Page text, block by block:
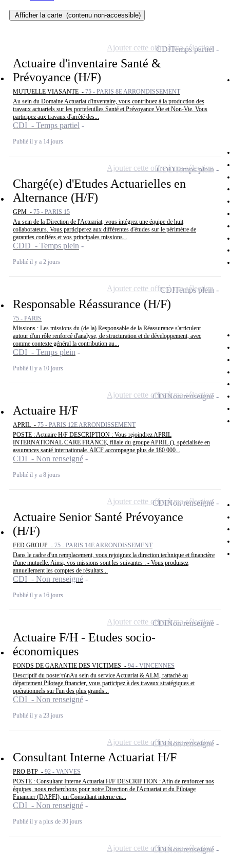
Afficher la carte (contenu non-accessible)
Actuaire d'inventaire Santé &
Prévoyance (H/F)
MUTUELLE VIASANTE - 75 - PARIS 8E ARRONDISSEMENT
Au sein du Domaine Actuariat d'inventaire, vous contribuez à la production des
travaux actuariels sur les portefeuilles Santé et Prévoyance Vie et Non-Vie. Vous
participez aux travaux d'arrêté des...
CDI - Temps partiel
Publié il y a 14 jours
CDITemps partiel
Ajouter cette offre à ma sélection
Chargé(e) d'Etudes Actuarielles en
Alternance (H/F)
GPM - 75 - PARIS 15
Au sein de la Direction de l'Actuariat, vous intégrez une équipe de huit
collaborateurs. Vous participerez aux différentes d'études sur le périmètre de
garanties confiées et vos principales missions...
CDD - Temps plein
Publié il y a 2 jours
CDDTemps plein
Ajouter cette offre à ma sélection
Responsable Réassurance (H/F)
75 - PARIS
Missions : Les missions du (de la) Responsable de la Réassurance s'articulent
autour d'un rôle renforcé d'analyse, de structuration et de développement, avec
comme contexte général la contribution au...
CDI - Temps plein
Publié il y a 10 jours
CDITemps plein
Ajouter cette offre à ma sélection
Actuaire H/F
APRIL - 75 - PARIS 12E ARRONDISSEMENT
POSTE : Actuaire H/F DESCRIPTION : Vous rejoindrez APRIL
INTERNATIONAL CARE FRANCE, filiale du groupe APRIL (), spécialisée en
assurances santé internationale. AICF accompagne plus de 180 000...
CDI - Non renseigné
Publié il y a 8 jours
CDINon renseigné
Ajouter cette offre à ma sélection
Actuaire Senior Santé Prévoyance
(H/F)
FED GROUP - 75 - PARIS 14E ARRONDISSEMENT
Dans le cadre d'un remplacement, vous rejoignez la direction technique et financière
d'une mutuelle. Ainsi, vos missions sont les suivantes : - Vous produisez
annuellement les comptes de résultats...
CDI - Non renseigné
Publié il y a 16 jours
CDINon renseigné
Ajouter cette offre à ma sélection
Actuaire F/H - Etudes socio-
économiques
FONDS DE GARANTIE DES VICTIMES - 94 - VINCENNES
Descriptif du poste:\n\nAu sein du service Actuariat & ALM, rattaché au
département Pilotage financier, vous participez à des travaux stratégiques et
opérationnels sur l'un des plus grands...
CDI - Non renseigné
Publié il y a 23 jours
CDINon renseigné
Ajouter cette offre à ma sélection
Consultant Interne Actuariat H/F
PRO BTP - 92 - VANVES
POSTE : Consultant Interne Actuariat H/F DESCRIPTION : Afin de renforcer nos
équipes, nous recherchons pour notre Direction de l'Actuariat et du Pilotage
Financier (DAPFI), un Consultant interne en...
CDI - Non renseigné
Publié il y a plus de 30 jours
CDINon renseigné
Ajouter cette offre à ma sélection
CDINon renseigné
Ajouter cette offre à ma sélection